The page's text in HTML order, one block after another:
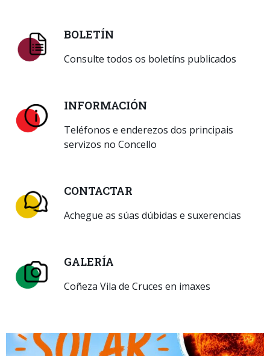
BOLETÍN
Consulte todos os boletíns publicados
INFORMACIÓN
Teléfonos e enderezos dos principais
servizos no Concello
CONTACTAR
Achegue as súas dúbidas e suxerencias
GALERÍA
Coñeza Vila de Cruces en imaxes